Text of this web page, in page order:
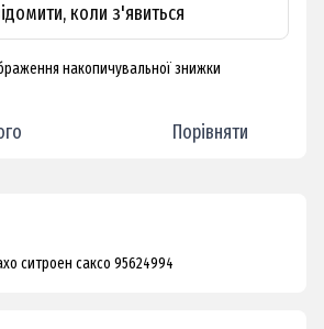
коли з'явиться
накопичувальної знижки
Порівняти
ситроен саксо 95624994